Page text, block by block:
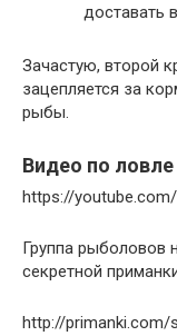
доставать
Зачастую, второй
зацепляется за
рыбы.
Видео по
https://youtube.com/
Группа рыболовов
секретной
http://primanki.com/